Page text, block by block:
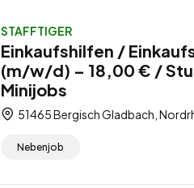
STAFFTIGER
Einkaufshilfen /
(m/w/d) – 18,00 € /
Minijobs
51465 Bergisch Gladbach,
Nebenjob